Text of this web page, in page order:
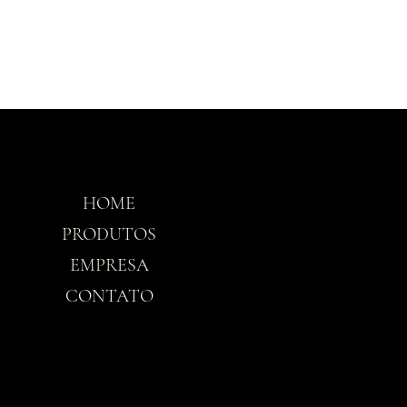
HOME
PRODUTOS
EMPRESA
CONTATO